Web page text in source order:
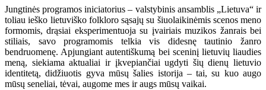
Jungtinės programos iniciatorius – valstybinis ansamblis „Lietuva“ ir
toliau ieško lietuviško folkloro sąsajų su šiuolaikinėmis scenos meno
formomis, drąsiai eksperimentuoja su įvairiais muzikos žanrais bei
stiliais, savo programomis telkia vis didesnę tautinio žanro
bendruomenę. Apjungiant autentiškumą bei sceninį lietuvių liaudies
meną, siekiama aktualiai ir įkvepiančiai ugdyti šių dienų lietuvio
identitetą, didžiuotis gyva mūsų šalies istorija – tai, su kuo augo
mūsų seneliai, tėvai, augome mes ir augs mūsų vaikai.